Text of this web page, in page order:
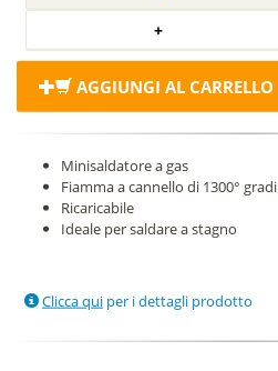
AGGIUNGI AL CARRELLO
Minisaldatore a gas
Fiamma a cannello di 1300° gradi
Ricaricabile
Ideale per saldare a stagno
Clicca qui per i dettagli prodotto